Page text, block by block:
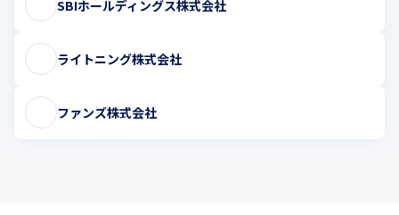
SBIホールディングス株式会社
ライトニング株式会社
ファンズ株式会社